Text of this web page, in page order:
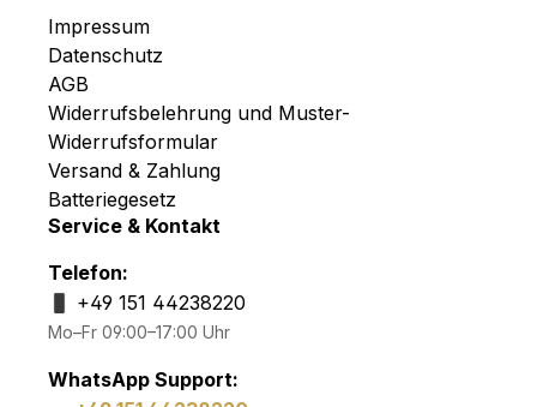
Impressum
Datenschutz
AGB
Widerrufsbelehrung und Muster-
Widerrufsformular
Versand & Zahlung
Batteriegesetz
Service & Kontakt
Telefon:
+49 151 44238220
Mo–Fr 09:00–17:00 Uhr
WhatsApp Support: